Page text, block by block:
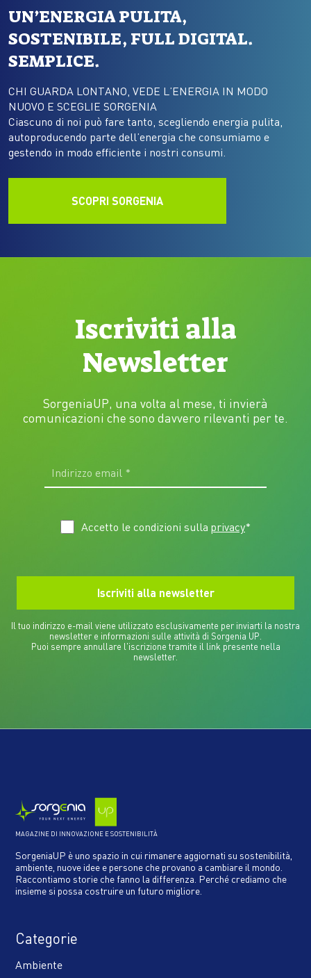
UN’ENERGIA PULITA,
SOSTENIBILE, FULL DIGITAL.
SEMPLICE.
CHI GUARDA LONTANO, VEDE L’ENERGIA IN MODO
NUOVO E SCEGLIE SORGENIA
Ciascuno di noi può fare tanto, scegliendo energia pulita,
autoproducendo parte dell’energia che consumiamo e
gestendo in modo efficiente i nostri consumi.
SCOPRI SORGENIA
Iscriviti alla
Newsletter
SorgeniaUP, una volta al mese, ti invierà
comunicazioni che sono davvero rilevanti per te.
Accetto le condizioni sulla privacy*
Il tuo indirizzo e-mail viene utilizzato esclusivamente per inviarti la nostra
newsletter e informazioni sulle attività di Sorgenia UP.
Puoi sempre annullare l'iscrizione tramite il link presente nella
newsletter.
MAGAZINE DI INNOVAZIONE E SOSTENIBILITÀ
SorgeniaUP è uno spazio in cui rimanere aggiornati su sostenibilità,
ambiente, nuove idee e persone che provano a cambiare il mondo.
Raccontiamo storie che fanno la differenza. Perché crediamo che
insieme si possa costruire un futuro migliore.
Categorie
Ambiente